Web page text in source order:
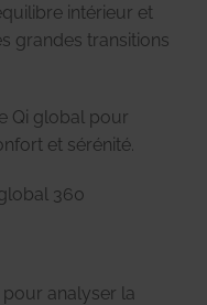
intérieur et
grandes transitions
Qi global pour
et sérénité.
360
pour analyser la